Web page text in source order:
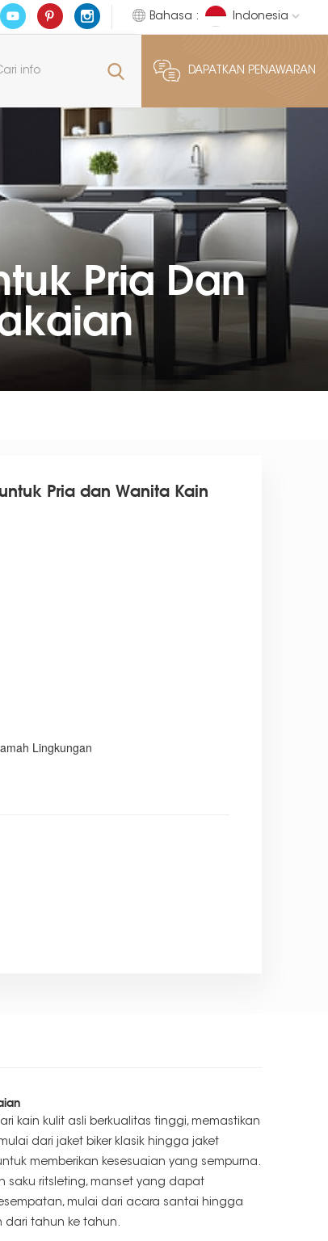
Bahasa : Indonesia
DAPATKAN PENAWARAN
Pria Dan
Pria dan Wanita Kain
Lingkungan
kain kulit asli berkualitas tinggi, memastikan
dari jaket biker klasik hingga jaket
memberikan kesesuaian yang sempurna.
saku ritsleting, manset yang dapat
mulai dari acara santai hingga
dari tahun ke tahun.